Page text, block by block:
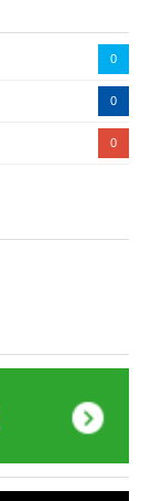
0
0
0